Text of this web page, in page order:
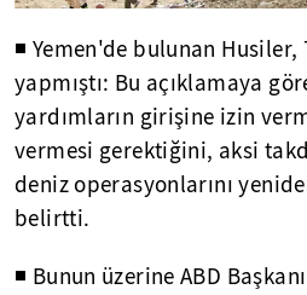
◾ Yemen'de bulunan
yapmıştı: Bu açıklamaya
yardımların girişine izin
vermesi gerektiğini, aksi
deniz operasyonlarını
belirtti.
◾ Bunun üzerine ABD